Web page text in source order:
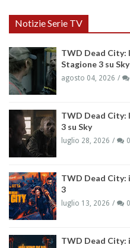
Notizie Serie TV
TWD Dead City:
Stagione 3 su Sky
agosto 04, 2026
TWD Dead City:
3 su Sky
luglio 28, 2026 0
TWD Dead
3
luglio 13, 2026 0
TWD Dead City: